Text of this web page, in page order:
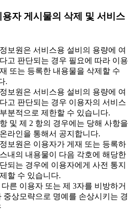
용자 게시물의 삭제 및 서비스
보원은 서비스용 설비의 용량에 여
고 판단되는 경우 필요에 따라 이용
또는 등록한 내용물을 삭제할 수
.
보원은 서비스용 설비의 용량에 여
고 판단되는 경우 이용자의 서비스
분적으로 제한할 수 있습니다.
및 제 2 항의 경우에는 당해 사항을
라인을 통해서 공지합니다.
보원은 이용자가 게재 또는 등록하
내의 내용물이 다음 각호에 해당한
되는 경우에 이용자에게 사전 통지
할 수 있습니다.
다른 이용자 또는 제 3자를 비방하거
중상모략으로 명예를 손상시키는 경